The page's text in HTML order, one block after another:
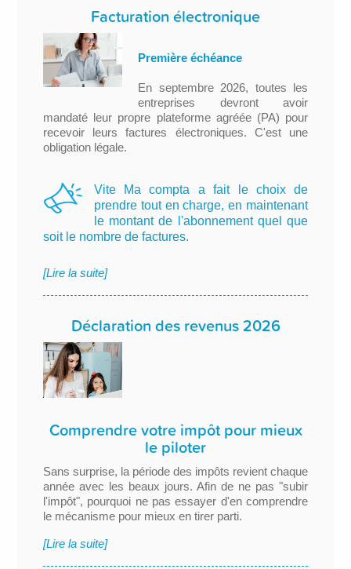
Facturation électronique
Première échéance
En septembre 2026, toutes les
entreprises devront avoir
mandaté leur propre plateforme agréée (PA) pour
recevoir leurs factures électroniques. C'est une
obligation légale.
Vite Ma compta a fait le choix de
prendre tout en charge, en maintenant
le montant de l'abonnement quel que
soit le nombre de factures.
[Lire la suite]
Déclaration des revenus 2026
Comprendre votre impôt pour mieux
le piloter
Sans surprise, la période des impôts revient chaque
année avec les beaux jours. Afin de ne pas "subir
l'impôt", pourquoi ne pas essayer d'en comprendre
le mécanisme pour mieux en tirer parti.
[Lire la suite]